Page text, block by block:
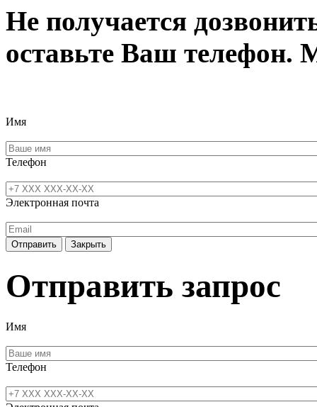
Не получается
оставьте Ваш
Имя
Телефон
Электронная почта
Отправить Закрыть
Отправить запрос
Имя
Телефон